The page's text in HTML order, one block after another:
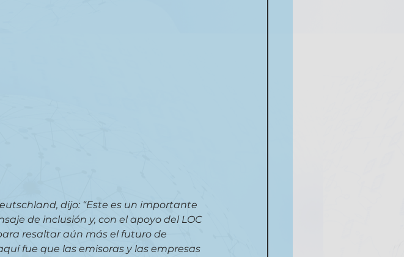
dijo: “Este es un importante
de inclusión y, con el apoyo del LOC
resaltar aún más el futuro de
fue que las emisoras y las empresas